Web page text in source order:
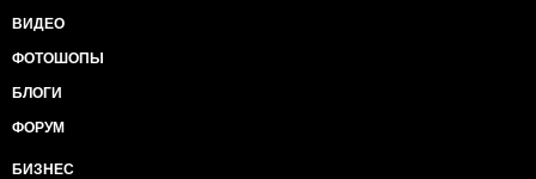
ВИДЕО
ФОТОШОПЫ
БЛОГИ
ФОРУМ
БИЗНЕС